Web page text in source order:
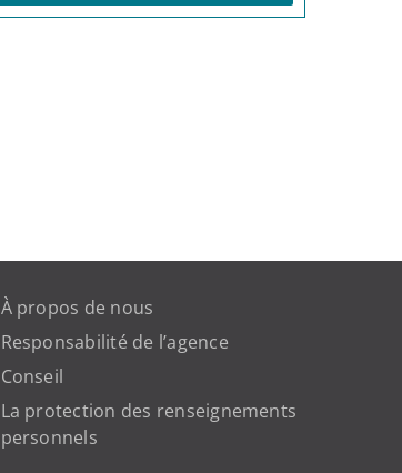
À propos de nous
Responsabilité de l’agence
Conseil
La protection des renseignements
personnels